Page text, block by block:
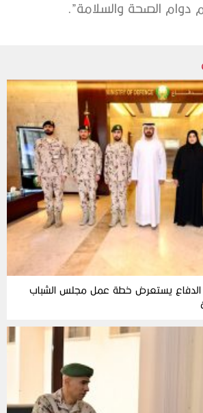
دوام الصحة والسلامة”.
الدفاع يستعرض خطة عمل مجلس الشباب